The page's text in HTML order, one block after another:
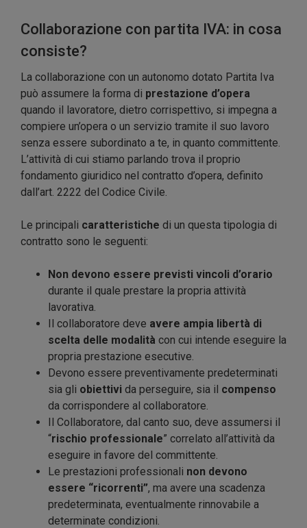
Collaborazione con partita IVA: in cosa
consiste?
La collaborazione con un autonomo dotato Partita Iva
può assumere la forma di prestazione d’opera
quando il lavoratore, dietro corrispettivo, si impegna a
compiere un’opera o un servizio tramite il suo lavoro
senza essere subordinato a te, in quanto committente.
L’attività di cui stiamo parlando trova il proprio
fondamento giuridico nel contratto d’opera, definito
dall’art. 2222 del Codice Civile.
Le principali caratteristiche di un questa tipologia di
contratto sono le seguenti:
Non devono essere previsti vincoli d’orario
durante il quale prestare la propria attività
lavorativa.
Il collaboratore deve avere ampia libertà di
scelta delle modalità con cui intende eseguire la
propria prestazione esecutive.
Devono essere preventivamente predeterminati
sia gli obiettivi da perseguire, sia il compenso
da corrispondere al collaboratore.
Il Collaboratore, dal canto suo, deve assumersi il
“rischio professionale” correlato all’attività da
eseguire in favore del committente.
Le prestazioni professionali non devono
essere “ricorrenti”, ma avere una scadenza
predeterminata, eventualmente rinnovabile a
determinate condizioni.